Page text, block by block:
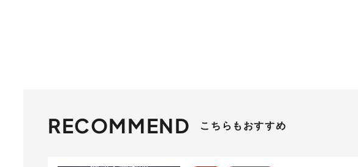
こちらもおすすめ